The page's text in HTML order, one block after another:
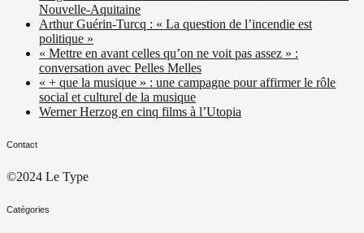
Nouvelle-Aquitaine
Arthur Guérin-Turcq : « La question de l’incendie est
politique »
« Mettre en avant celles qu’on ne voit pas assez » :
conversation avec Pelles Melles
« + que la musique » : une campagne pour affirmer le rôle
social et culturel de la musique
Werner Herzog en cinq films à l’Utopia
Contact
©2024 Le Type
Catégories